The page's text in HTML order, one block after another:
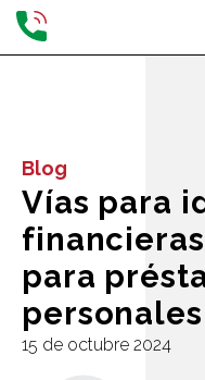
Blog
Vías para
para
15 de octubre 2024